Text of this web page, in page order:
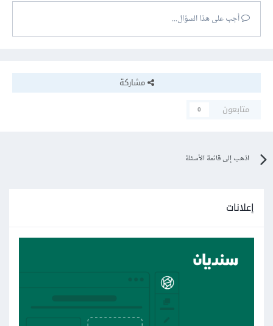
أجب على هذا السؤال...
مشاركة
متابعون
0
اذهب إلى قائمة الأسئلة
إعلانات